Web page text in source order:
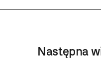
Następna